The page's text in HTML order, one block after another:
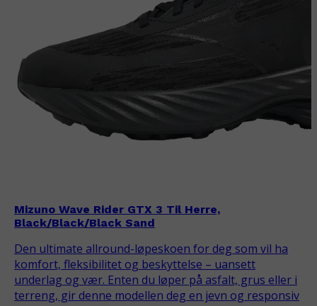
Mizuno Wave Rider GTX 3 Til Herre,
Black/Black/Black Sand
Den ultimate allround-løpeskoen for deg som vil ha
komfort, fleksibilitet og beskyttelse – uansett
underlag og vær. Enten du løper på asfalt, grus eller i
terreng, gir denne modellen deg en jevn og responsiv